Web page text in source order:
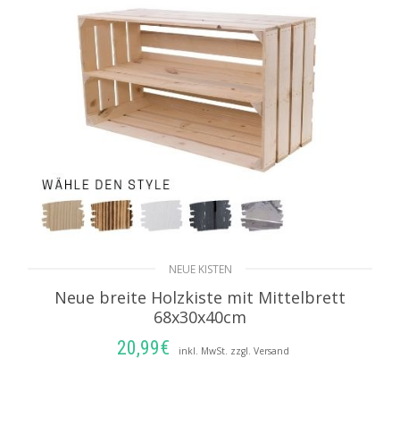
NEUE KISTEN
Neue breite Holzkiste mit Mittelbrett
68x30x40cm
20,99€ inkl. MwSt. zzgl. Versand